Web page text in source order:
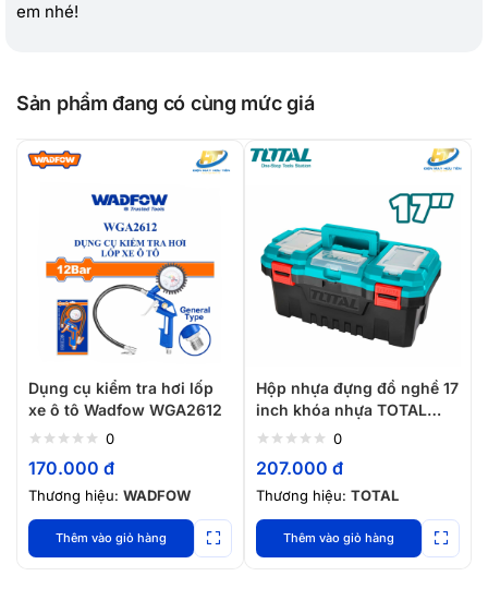
em nhé!
Sản phẩm đang có cùng mức giá
Dụng cụ kiểm tra hơi lốp
xe ô tô Wadfow WGA2612
0
170.000 đ
Thương hiệu: WADFOW
Thêm vào giỏ hàng
Hộp nhựa đựng đồ nghề 17
inch khóa nhựa TOTAL
TPBX0171
0
207.000 đ
Thương hiệu: TOTAL
Thêm vào giỏ hàng